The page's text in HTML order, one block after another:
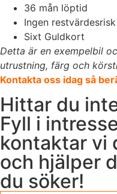
36 mån löptid
Ingen restvärdesrisk
Sixt Guldkort
Detta är en exempelbil
utrustning, färg och
Kontakta oss idag så
Hittar du
Fyll i
kontaktar vi
och hjälper
du söker!